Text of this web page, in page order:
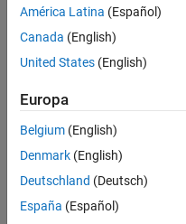
América Latina (Español)
Canada (English)
United States (English)
Europa
Belgium (English)
Denmark (English)
Deutschland (Deutsch)
España (Español)
Centro de confianza
Política de privacidad
Información de contacto
© 1994-2026 The